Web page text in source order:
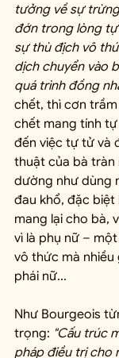
tưởng về sự
đớn trong lòng
sự thù địch vô
dịch chuyển vào
quá trình đồng
chết, thì cơn
chết mang tính
đến việc tự tử và
thuật của bà tràn
dường như dùng
đau khổ, đặc biệt
mang lại cho bà,
vì là phụ nữ –
vô thức mà nhiều
phái nữ...
Như Bourgeois
trọng: "Cấu trúc
pháp điều trị cho